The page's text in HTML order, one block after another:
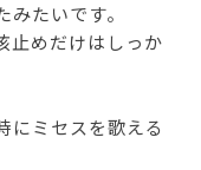
たいです。
止めだけはしっか
にミセスを歌える